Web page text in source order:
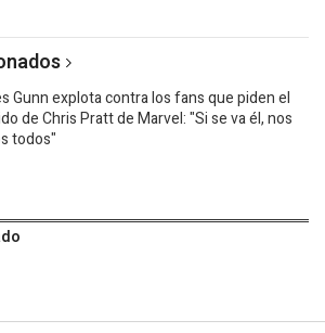
Gunn explota contra los fans que piden el
de Chris Pratt de Marvel: "Si se va él, nos
todos"